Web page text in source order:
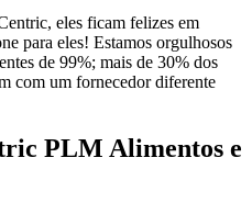
eles ficam felizes em
para eles! Estamos orgulhosos
de 99%; mais de 30% dos
com um fornecedor diferente
PLM Alimentos e